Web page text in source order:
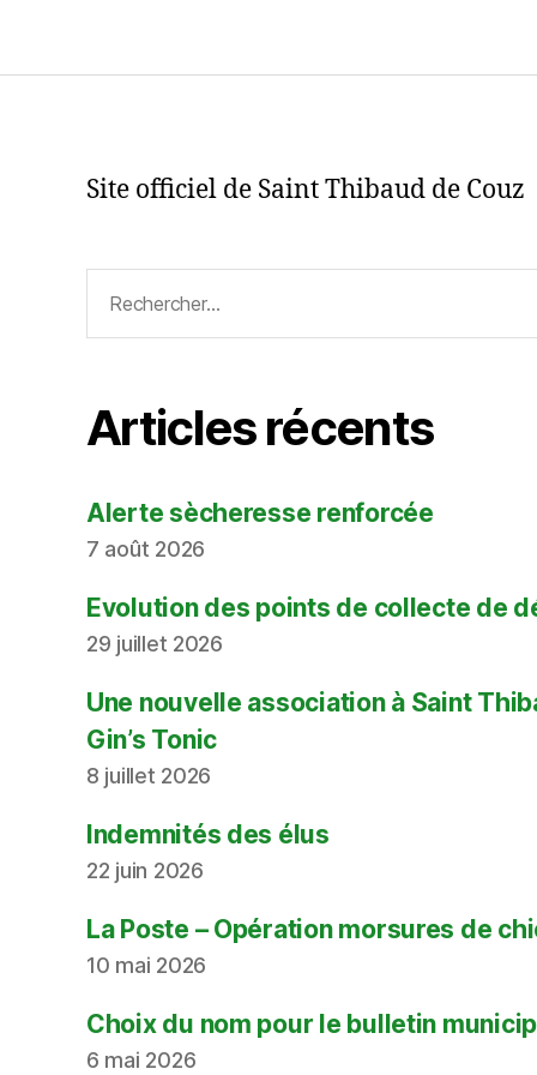
Site officiel de Saint Thibaud de Couz
Articles récents
Alerte sècheresse renforcée
7 août 2026
Evolution des points de collecte de
29 juillet 2026
Une nouvelle association à Saint
Gin’s Tonic
8 juillet 2026
Indemnités des élus
22 juin 2026
La Poste – Opération morsures de
10 mai 2026
Choix du nom pour le bulletin
6 mai 2026